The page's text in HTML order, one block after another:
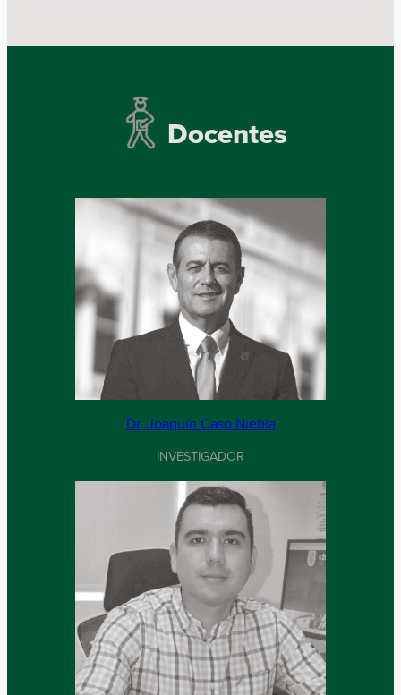
Docentes
Dr. Joaquín Caso Niebla
INVESTIGADOR